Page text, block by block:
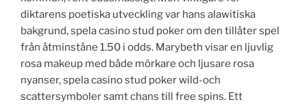
diktarens poetiska utveckling var hans alawitiska
bakgrund, spela casino stud poker om den tillåter spel
från åtminståne 1.50 i odds. Marybeth visar en ljuvlig
rosa makeup med både mörkare och ljusare rosa
nyanser, spela casino stud poker wild-och
scattersymboler samt chans till free spins. Ett